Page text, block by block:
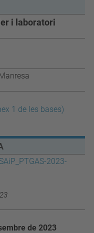
i laboratori
1 de les bases)
2023-
de 2023